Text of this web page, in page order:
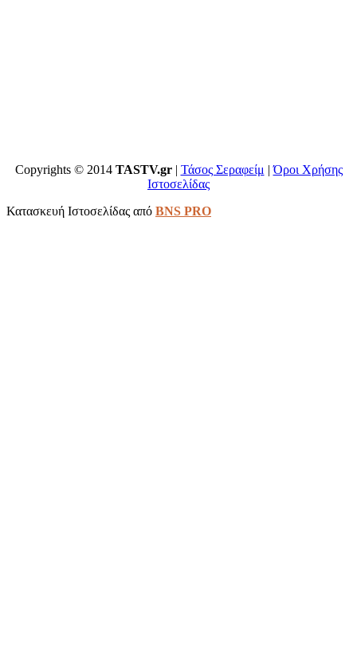
Copyrights © 2014 TASTV.gr| Τάσος Σεραφείμ |Όροι Χρήσης
Ιστοσελίδας
Κατασκευή Ιστοσελίδας από BNS PRO